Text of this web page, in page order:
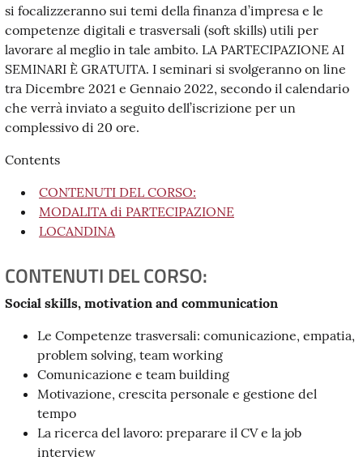
si focalizzeranno sui temi della finanza d’impresa e le
competenze digitali e trasversali (soft skills) utili per
lavorare al meglio in tale ambito. LA PARTECIPAZIONE AI
SEMINARI È GRATUITA. I seminari si svolgeranno on line
tra Dicembre 2021 e Gennaio 2022, secondo il calendario
che verrà inviato a seguito dell’iscrizione per un
complessivo di 20 ore.
Contents
CONTENUTI DEL CORSO:
MODALITA di PARTECIPAZIONE
LOCANDINA
CONTENUTI DEL CORSO:
Social skills, motivation and communication
Le Competenze trasversali: comunicazione, empatia,
problem solving, team working
Comunicazione e team building
Motivazione, crescita personale e gestione del
tempo
La ricerca del lavoro: preparare il CV e la job
interview